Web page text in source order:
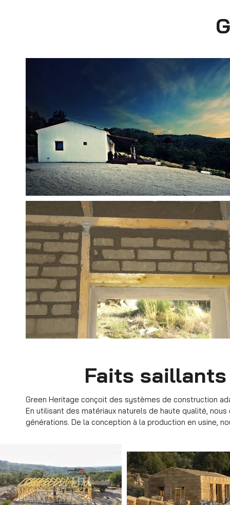
Faits
Green Heritage conçoit des systèmes de construction
En utilisant des matériaux naturels de haute qualité,
générations. De la conception à la production en usine,